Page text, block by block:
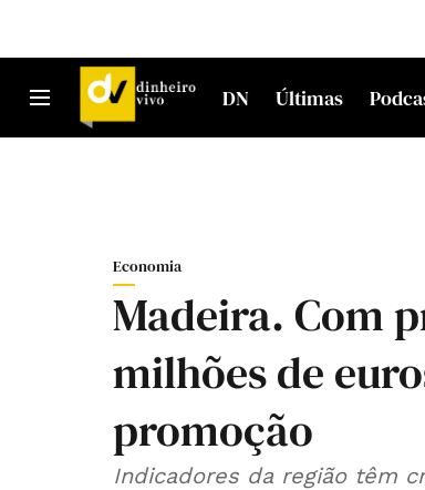
DN Últimas
Economia
Madeira. Com
milhões de
promoção
Indicadores da região têm